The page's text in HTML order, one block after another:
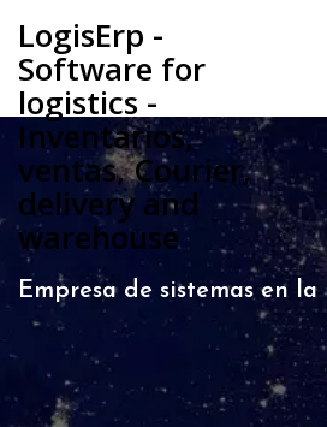
LogisErp -
Software for
logistics -
Inventarios,
ventas, Courier,
delivery and
warehouse
Empresa de sistemas en la